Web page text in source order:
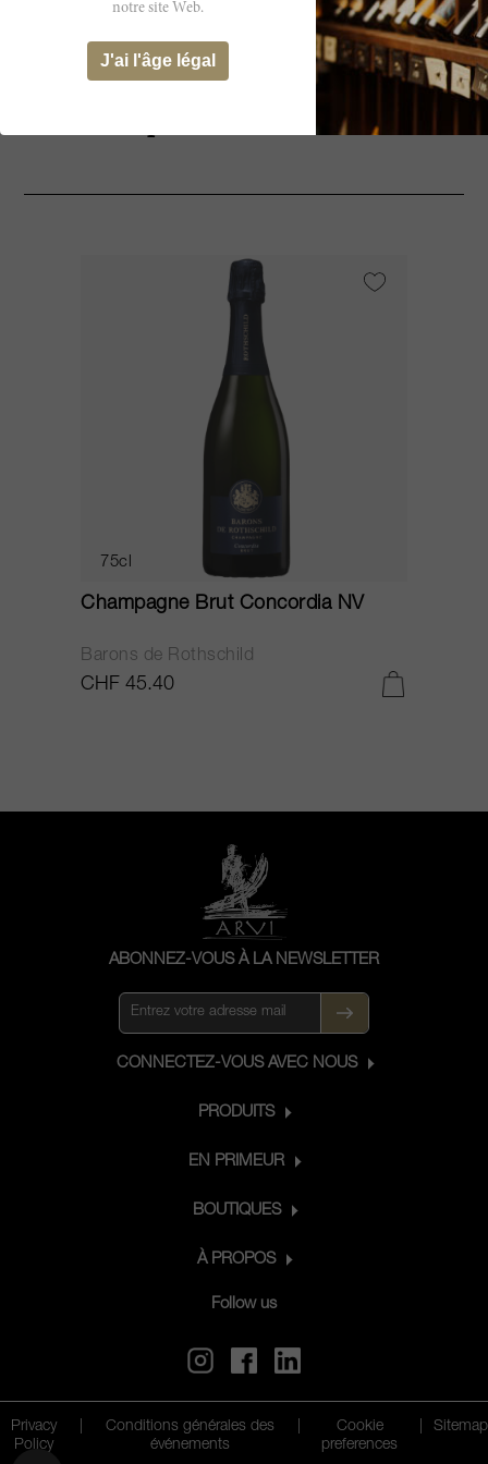
Cela pourrait vous intéresser
75cl
Champagne Brut Concordia NV
Barons de Rothschild
CHF 45.40
ABONNEZ-VOUS À LA NEWSLETTER
CONNECTEZ-VOUS AVEC NOUS
PRODUITS
EN PRIMEUR
BOUTIQUES
À PROPOS
Follow us
Privacy
Policy
Conditions générales des
événements
Cookie
preferences
Sitemap
notre site Web.
J'ai l'âge légal